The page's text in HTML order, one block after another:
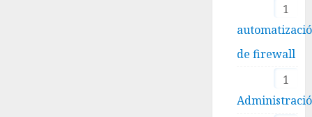
1
de firewall
1